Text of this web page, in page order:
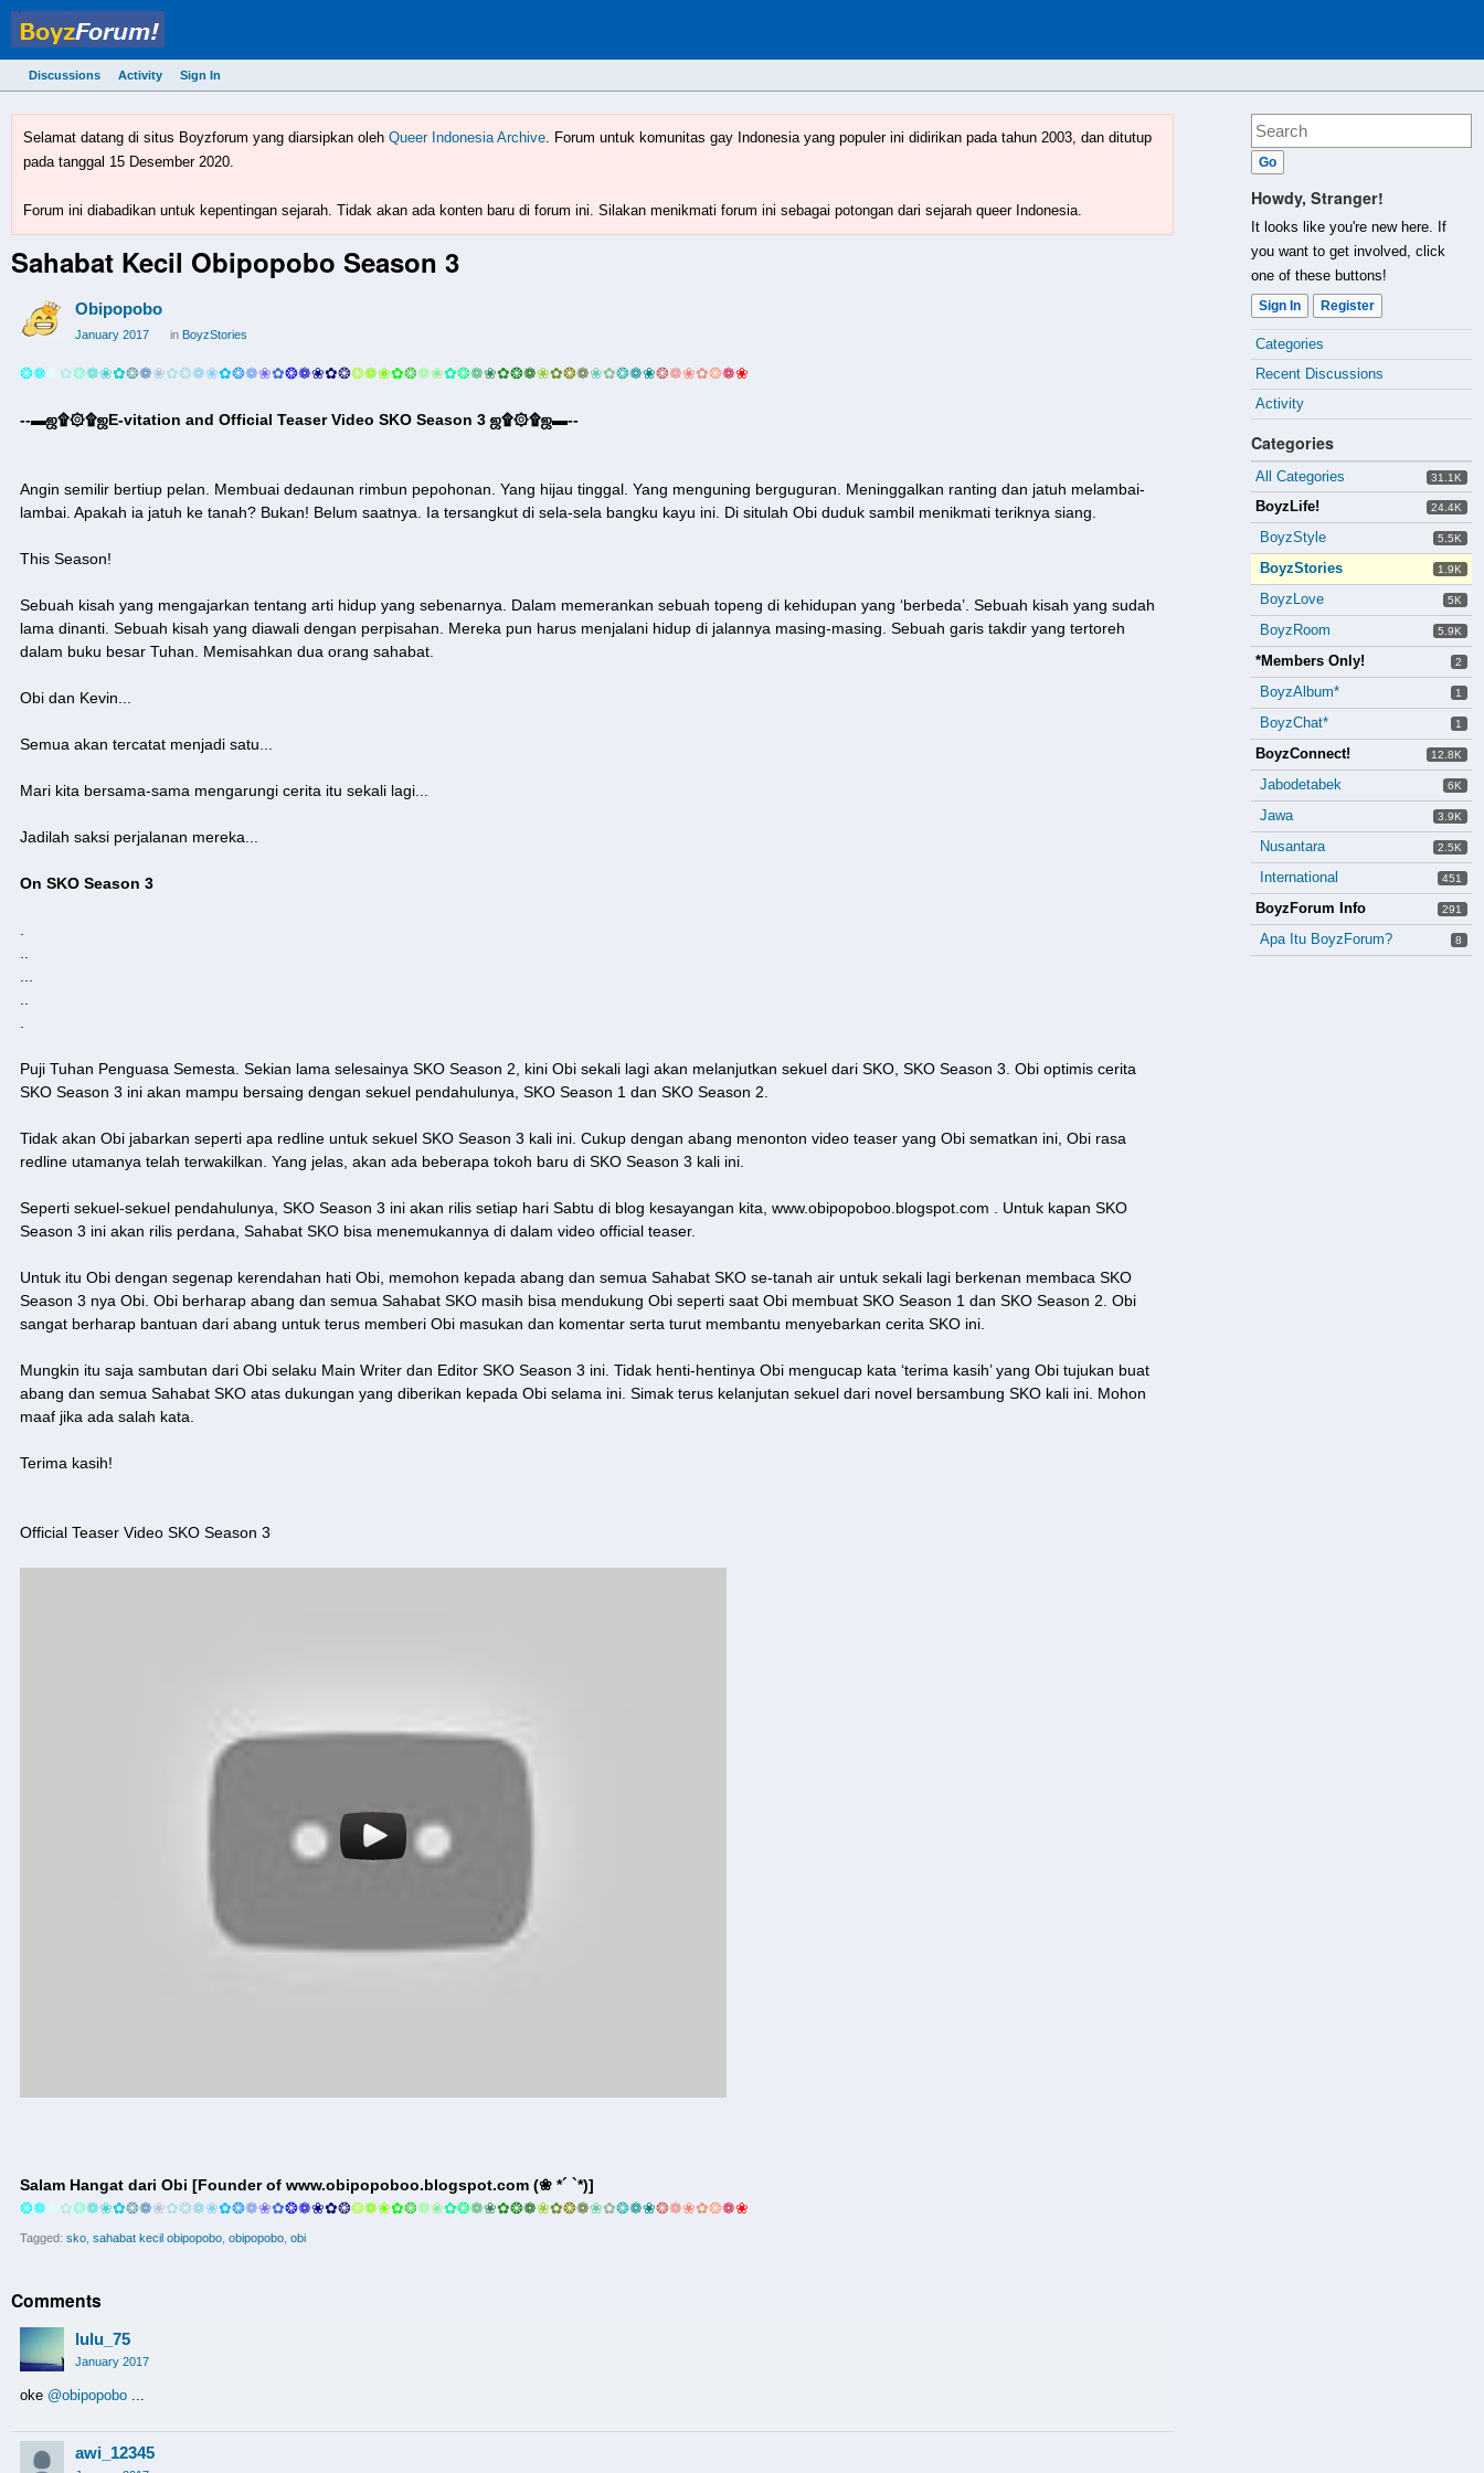
Discussions Activity Sign In
Howdy, Stranger!
It looks like you're new here. If
you want to get involved, click
one of these buttons!
Sign In Register
Quick
Links
Categories
Recent Discussions
Activity
Categories
31.1K
All Categories
24.4K
BoyzLife!
5.5K
BoyzStyle
1.9K
BoyzStories
5K
BoyzLove
5.9K
BoyzRoom
2
*Members Only!
1
BoyzAlbum*
1
BoyzChat*
12.8K
BoyzConnect!
6K
Jabodetabek
3.9K
Jawa
2.5K
Nusantara
451
International
291
BoyzForum Info
8
Apa Itu BoyzForum?
Selamat datang di situs Boyzforum yang diarsipkan oleh Queer Indonesia Archive. Forum untuk komunitas gay Indonesia yang populer ini didirikan pada tahun 2003, dan ditutup
pada tanggal 15 Desember 2020.
Forum ini diabadikan untuk kepentingan sejarah. Tidak akan ada konten baru di forum ini. Silakan menikmati forum ini sebagai potongan dari sejarah queer Indonesia.
Sahabat Kecil Obipopobo Season 3
Obipopobo
January 2017 in BoyzStories
❂❁ ✿❂❁❀✿❂❁❀✿❂❁❀✿❂❁❀✿❂❁❀✿❂❂❁❀✿❂❁❀✿❂❁❀✿❂❁❀✿❂❁❀✿❂❁❀❂❁❀✿❂❁❀
--▬ஜ۩۞۩ஜE-vitation and Official Teaser Video SKO Season 3 ஜ۩۞۩ஜ▬--
Angin semilir bertiup pelan. Membuai dedaunan rimbun pepohonan. Yang hijau tinggal. Yang menguning berguguran. Meninggalkan ranting dan jatuh melambai-
lambai. Apakah ia jatuh ke tanah? Bukan! Belum saatnya. Ia tersangkut di sela-sela bangku kayu ini. Di situlah Obi duduk sambil menikmati teriknya siang.
This Season!
Sebuah kisah yang mengajarkan tentang arti hidup yang sebenarnya. Dalam memerankan sebuah topeng di kehidupan yang ‘berbeda’. Sebuah kisah yang sudah
lama dinanti. Sebuah kisah yang diawali dengan perpisahan. Mereka pun harus menjalani hidup di jalannya masing-masing. Sebuah garis takdir yang tertoreh
dalam buku besar Tuhan. Memisahkan dua orang sahabat.
Obi dan Kevin...
Semua akan tercatat menjadi satu...
Mari kita bersama-sama mengarungi cerita itu sekali lagi...
Jadilah saksi perjalanan mereka...
On SKO Season 3
Puji Tuhan Penguasa Semesta. Sekian lama selesainya SKO Season 2, kini Obi sekali lagi akan melanjutkan sekuel dari SKO, SKO Season 3. Obi optimis cerita
SKO Season 3 ini akan mampu bersaing dengan sekuel pendahulunya, SKO Season 1 dan SKO Season 2.
Tidak akan Obi jabarkan seperti apa redline untuk sekuel SKO Season 3 kali ini. Cukup dengan abang menonton video teaser yang Obi sematkan ini, Obi rasa
redline utamanya telah terwakilkan. Yang jelas, akan ada beberapa tokoh baru di SKO Season 3 kali ini.
Seperti sekuel-sekuel pendahulunya, SKO Season 3 ini akan rilis setiap hari Sabtu di blog kesayangan kita, www.obipopoboo.blogspot.com . Untuk kapan SKO
Season 3 ini akan rilis perdana, Sahabat SKO bisa menemukannya di dalam video official teaser.
Untuk itu Obi dengan segenap kerendahan hati Obi, memohon kepada abang dan semua Sahabat SKO se-tanah air untuk sekali lagi berkenan membaca SKO
Season 3 nya Obi. Obi berharap abang dan semua Sahabat SKO masih bisa mendukung Obi seperti saat Obi membuat SKO Season 1 dan SKO Season 2. Obi
sangat berharap bantuan dari abang untuk terus memberi Obi masukan dan komentar serta turut membantu menyebarkan cerita SKO ini.
Mungkin itu saja sambutan dari Obi selaku Main Writer dan Editor SKO Season 3 ini. Tidak henti-hentinya Obi mengucap kata ‘terima kasih’ yang Obi tujukan buat
abang dan semua Sahabat SKO atas dukungan yang diberikan kepada Obi selama ini. Simak terus kelanjutan sekuel dari novel bersambung SKO kali ini. Mohon
maaf jika ada salah kata.
Terima kasih!
Official Teaser Video SKO Season 3
Salam Hangat dari Obi [Founder of www.obipopoboo.blogspot.com (❀ *´ `*)]
❂❁ ✿❂❁❀✿❂❁❀✿❂❁❀✿❂❁❀✿❂❁❀✿❂❂❁❀✿❂❁❀✿❂❁❀✿❂❁❀✿❂❁❀✿❂❁❀❂❁❀✿❂❁❀
Tagged: sko sahabat kecil obipopobo obipopobo obi
Comments
lulu_75
January 2017
oke @obipopobo ...
awi_12345